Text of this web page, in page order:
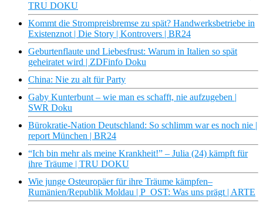
TRU DOKU
Kommt die Strompreisbremse zu spät? Handwerksbetriebe in
Existenznot | Die Story | Kontrovers | BR24
Geburtenflaute und Liebesfrust: Warum in Italien so spät
geheiratet wird | ZDFinfo Doku
China: Nie zu alt für Party
Gaby Kunterbunt – wie man es schafft, nie aufzugeben |
SWR Doku
Bürokratie-Nation Deutschland: So schlimm war es noch nie |
report München | BR24
“Ich bin mehr als meine Krankheit!” – Julia (24) kämpft für
ihre Träume | TRU DOKU
Wie junge Osteuropäer für ihre Träume kämpfen–
Rumänien/Republik Moldau | P_OST: Was uns prägt | ARTE